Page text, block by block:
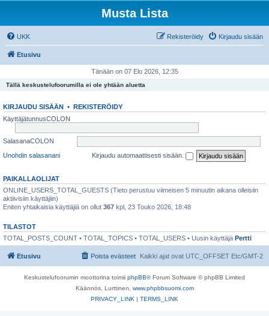
Musta Lista
UKK Kirjaudu sisään
Rekisteröidy
Etusivu
Tänään on 07 Elo 2026, 12:35
Tällä keskustelufoorumilla ei ole yhtään aluetta
KIRJAUDU SISÄÄN • REKISTERÖIDY
KäyttäjätunnusCOLON
SalasanaCOLON
Unohdin salasanani
Kirjaudu automaattisesti sisään.
PAIKALLAOLIJAT
ONLINE_USERS_TOTAL_GUESTS (Tieto perustuu viimeisen 5 minuutin aikana olleisiin
aktiivisiin käyttäjiin)
Eniten yhtaikaisia käyttäjiä on ollut 367 kpl, 23 Touko 2026, 18:48
TILASTOT
TOTAL_POSTS_COUNT • TOTAL_TOPICS • TOTAL_USERS • Uusin käyttäjä Pertti
Etusivu Kaikki ajat ovat UTC_OFFSET Etc/GMT-2
Poista evästeet
Keskustelufoorumin moottorina toimii phpBB® Forum Software © phpBB Limited
Käännös, Lurttinen, www.phpbbsuomi.com
PRIVACY_LINK | TERMS_LINK